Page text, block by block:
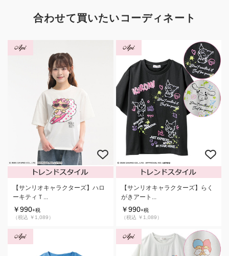
合わせて買いたいコーディネート
【サンリオキャラクターズ】ハロ
ーキティＴ...
￥990+税
（税込 ￥1,089）
【サンリオキャラクターズ】らく
がきアート...
￥990+税
（税込 ￥1,089）